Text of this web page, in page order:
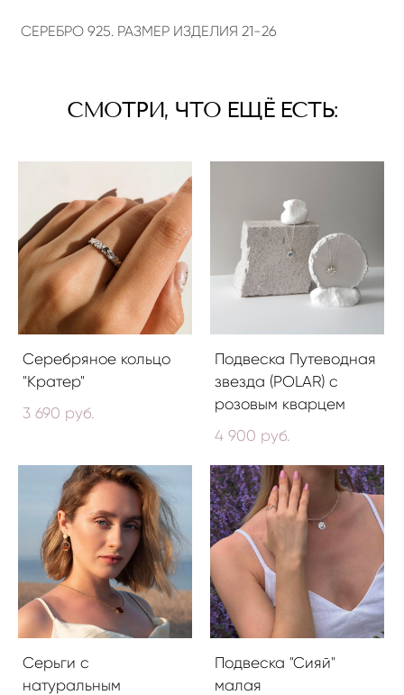
СЕРЕБРО 925. РАЗМЕР ИЗДЕЛИЯ 21-26
СМОТРИ, ЧТО ЕЩЁ ЕСТЬ:
Серебряное кольцо
"Кратер"
3 690 pуб.
Подвеска Путеводная
звезда (POLAR) с
розовым кварцем
4 900 pуб.
Серьги с
натуральным
Подвеска "Сияй"
малая